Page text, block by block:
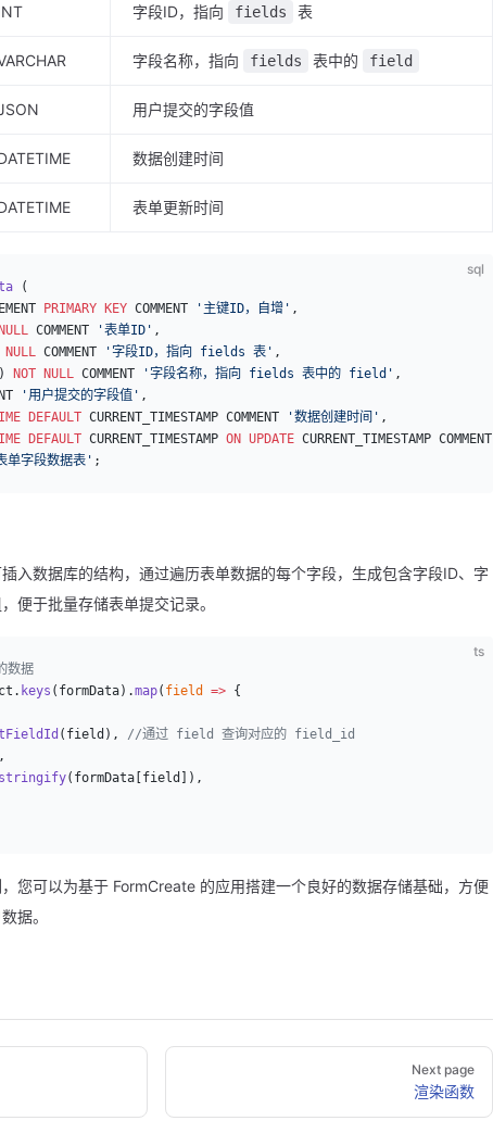
字段ID，指向 fields 表
字段名称，指向 fields 表中的 field
用户提交的字段值
数据创建时间
表单更新时间
sql
(
PRIMARY KEY COMMENT '主键ID，自增' ,
COMMENT '表单ID' ,
NULL COMMENT '字段ID，指向 fields 表' ,
) NOT NULL COMMENT '字段名称，指向 fields 表中的 field' ,
'用户提交的字段值' ,
DEFAULT CURRENT_TIMESTAMP COMMENT '数据创建时间' ,
DEFAULT CURRENT_TIMESTAMP ON UPDATE CURRENT_TIMESTAMP COMMENT
单字段数据表' ;
入数据库的结构，通过遍历表单数据的每个字段，生成包含字段ID、字
便于批量存储表单提交记录。
ts
数据
keys (formData).map( field => {
(field), //通过 field 查询对应的 field_id
stringify(formData[field]),
您可以为基于 FormCreate 的应用搭建一个良好的数据存储基础，方便
据。
Next page
渲染函数